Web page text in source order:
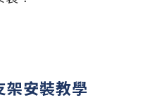
架安裝教學